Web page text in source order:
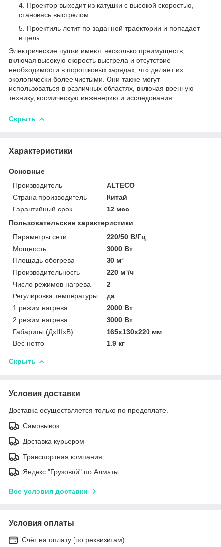
Проектор выходит из катушки с высокой скоростью,
становясь выстрелом.
Проектиль летит по заданной траектории и попадает
в цель.
Электрические пушки имеют несколько преимуществ,
включая высокую скорость выстрела и отсутствие
необходимости в порошковых зарядах, что делает их
экологически более чистыми. Они также могут
использоваться в различных областях, включая военную
технику, космическую инженерию и исследования.
Скрыть
Характеристики
Основные
Производитель
ALTECO
Страна производитель
Китай
Гарантийный срок
12 мес
Пользовательские характеристики
Параметры сети
220/50 В/Гц
Мощность
3000 Вт
Площадь обогрева
30 м²
Производительность
220 м³/ч
Число режимов нагрева
2
Регулировка температуры
да
1 режим нагрева
2000 Вт
2 режим нагрева
3000 Вт
Габариты (ДxШxВ)
165x130x220 мм
Вес нетто
1.9 кг
Скрыть
Условия доставки
Доставка осуществляется только по предоплате.
Самовывоз
Доставка курьером
Транспортная компания
Яндекс "Грузовой" по Алматы
Все условия доставки
Условия оплаты
Счёт на оплату (по реквизитам)